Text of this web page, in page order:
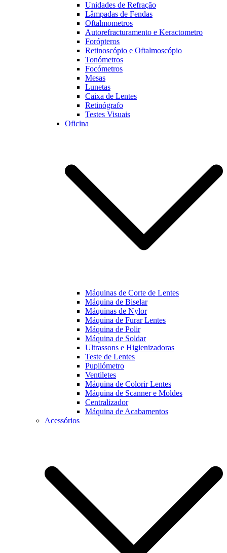
Unidades de Refração
Lâmpadas de Fendas
Oftalmometros
Autorefracturamento e Keractometro
Forópteros
Retinoscópio e Oftalmoscópio
Tonómetros
Focómetros
Mesas
Lunetas
Caixa de Lentes
Retinógrafo
Testes Visuais
Oficina
Máquinas de Corte de Lentes
Máquina de Biselar
Máquinas de Nylor
Máquina de Furar Lentes
Máquina de Polir
Máquina de Soldar
Ultrassons e Higienizadoras
Teste de Lentes
Pupilómetro
Ventiletes
Máquina de Colorir Lentes
Máquina de Scanner e Moldes
Centralizador
Máquina de Acabamentos
Acessórios